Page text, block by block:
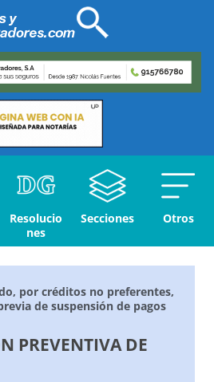
Resolucio
nes
Secciones Otros
por créditos no preferentes,
de suspensión de pagos
PREVENTIVA DE